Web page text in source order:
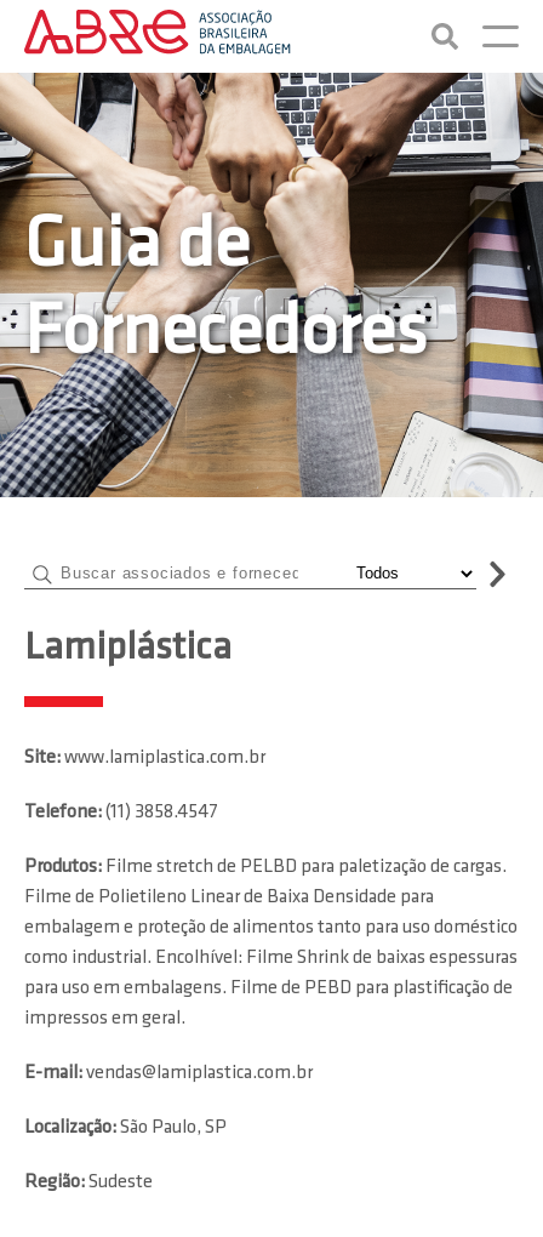
Guia de
Fornecedores
Lamiplástica
Site:www.lamiplastica.com.br
Telefone:(11) 3858.4547
Produtos: Filme stretch de PELBD para paletização de cargas.
Filme de Polietileno Linear de Baixa Densidade para
embalagem e proteção de alimentos tanto para uso doméstico
como industrial. Encolhível: Filme Shrink de baixas espessuras
para uso em embalagens. Filme de PEBD para plastificação de
impressos em geral.
E-mail:vendas@lamiplastica.com.br
Localização:São Paulo, SP
Região:Sudeste